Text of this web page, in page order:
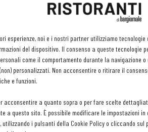
esperienze, noi e i nostri partner utilizziamo tecnologie
del dispositivo. Il consenso a queste tecnologie
come il comportamento durante la navigazione
personalizzati. Non acconsentire o ritirare il
e funzioni.
acconsentire a quanto sopra o per fare scelte
a questo sito. È possibile modificare le impostazioni in
utilizzando i pulsanti della Cookie Policy o cliccando sul
della zona di provenienza e delle uve
note aromatiche e gustatve differenti. E
vinificati in annate diverse. Insomma lo
svelare qualche segreto a tal proposito la
l’assaggio di ben otto “vins” utilizzati alla
Noir, Chardonnay e il Pinot Meunier
Bollinger conserva in qualche casi in
vendanges 2015 e la Special Cuvée en
pronti a un consumo tal quale. Certo un